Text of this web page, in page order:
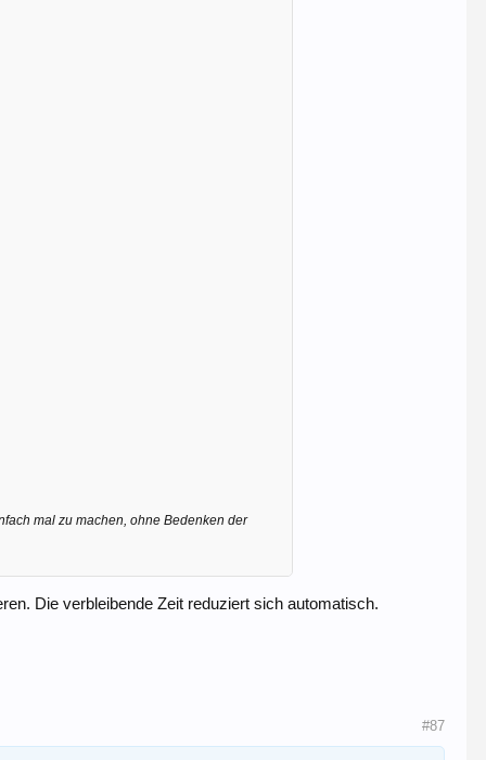
mal zu machen, ohne Bedenken der
Die verbleibende Zeit reduziert sich automatisch.
#87